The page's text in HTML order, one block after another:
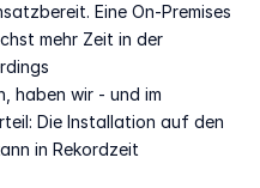
Eine On-Premises
mehr Zeit in der
haben wir - und im
Die Installation auf den
in Rekordzeit